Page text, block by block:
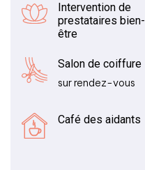
Intervention de
prestataires bien-
être
Salon de coiffure
sur rendez-vous
Café des aidants